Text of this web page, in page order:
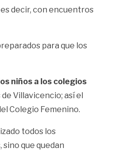
decir, con encuentros
para que los
niños a los colegios
Villavicencio; así el
Colegio Femenino.
todos los
que quedan